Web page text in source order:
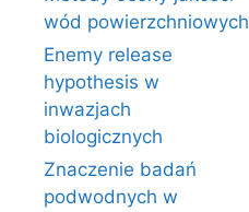
wód powierzchniowych
Enemy release
hypothesis w
inwazjach
biologicznych
Znaczenie badań
podwodnych w